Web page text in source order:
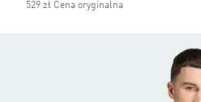
529 zł Cena oryginalna